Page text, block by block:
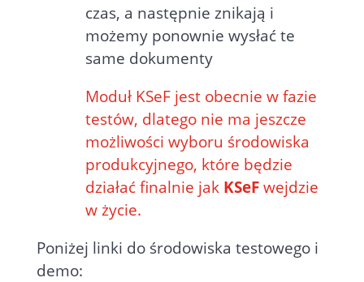
czas, a następnie znikają i
możemy ponownie wysłać te
same dokumenty
Moduł KSeF jest obecnie w fazie
testów, dlatego nie ma jeszcze
możliwości wyboru środowiska
produkcyjnego, które będzie
działać finalnie jak KSeFwejdzie
w życie.
Poniżej linki do środowiska testowego i
demo: